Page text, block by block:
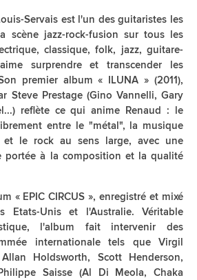
Servais est l'un des guitaristes les
scène jazz-rock-fusion sur tous les
classique, folk, jazz, guitare-
surprendre et transcender les
premier album « ILUNA » (2011),
Steve Prestage (Gino Vannelli, Gary
reflète ce qui anime Renaud : le
entre le "métal", la musique
et le rock au sens large, avec une
portée à la composition et la qualité
« EPIC CIRCUS », enregistré et mixé
Etats-Unis et l'Australie. Véritable
l'album fait intervenir des
internationale tels que Virgil
Holdsworth, Scott Henderson,
Saisse (Al Di Meola, Chaka